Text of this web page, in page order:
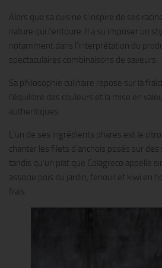
Alors que sa cuisine s’inspire de ses
nature qui l’entoure. Il a su imposer un
notamment dans l’interprétation du
spectaculaires combinaisons de saveurs.
Sa philosophie culinaire repose sur la
l’équilibre des couleurs et la mise en
authentiques.
L’un de ses ingrédients phares est le
chanter les filets d’anchois posés sur
tandis qu’un plat que Colagreco appelle
associe pois du jardin, fenouil et kiwi en
frais.